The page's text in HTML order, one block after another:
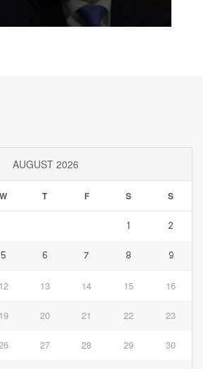
AUGUST 2026
W T F S S
1 2
5 6 7 8 9
12 13 14 15 16
19 20 21 22 23
27 28 29 30